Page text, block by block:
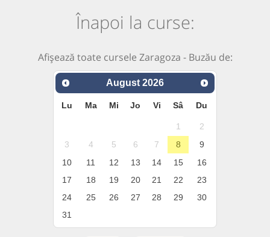
Înapoi la curse:
Afișează toate cursele Zaragoza - Buzău de:
August 2026
Lu Ma Mi Jo Vi Sâ Du
1
2
3
4 5 6 7 8
9
10
11 12 13 14 15
16
17
18 19 20 21 22
23
24
25 26 27 28 29
30
31